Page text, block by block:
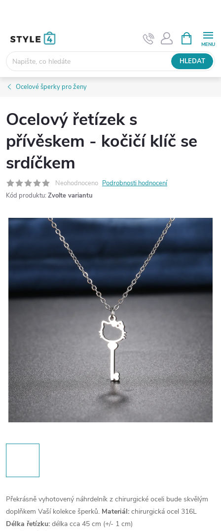
HLEDAT
NÁKUPNÍ
KOŠÍK
Ocelové šperky pro ženy
Ocelový řetízek s
přívěskem - kočičí klíč se
srdíčkem
Neohodnoceno Podrobnosti hodnocení
Kód produktu: Zvolte variantu
Překrásně vyhotovený náhrdelník z chirurgické oceli bude skvělým
doplňkem Vaší kolekce šperků. Materiál: chirurgická ocel 316L
Délka řetízku: délka cca 45 cm (+/- 1 cm)